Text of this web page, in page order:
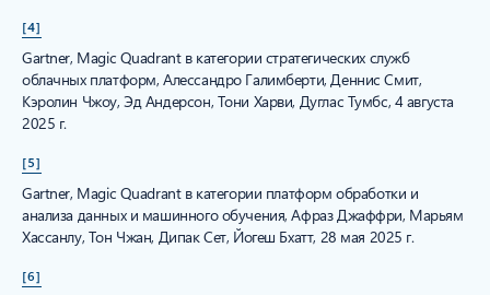
[4]
Gartner, Magic Quadrant в категории стратегических служб
облачных платформ, Алессандро Галимберти, Деннис Смит,
Кэролин Чжоу, Эд Андерсон, Тони Харви, Дуглас Тумбс, 4 августа
2025 г.
[5]
Gartner, Magic Quadrant в категории платформ обработки и
анализа данных и машинного обучения, Афраз Джаффри, Марьям
Хассанлу, Тон Чжан, Дипак Сет, Йогеш Бхатт, 28 мая 2025 г.
[6]